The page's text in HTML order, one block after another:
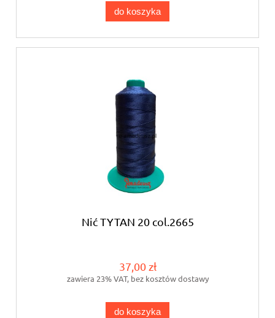
do koszyka
Nić TYTAN 20 col.2665
37,00 zł
zawiera 23% VAT, bez kosztów dostawy
do koszyka